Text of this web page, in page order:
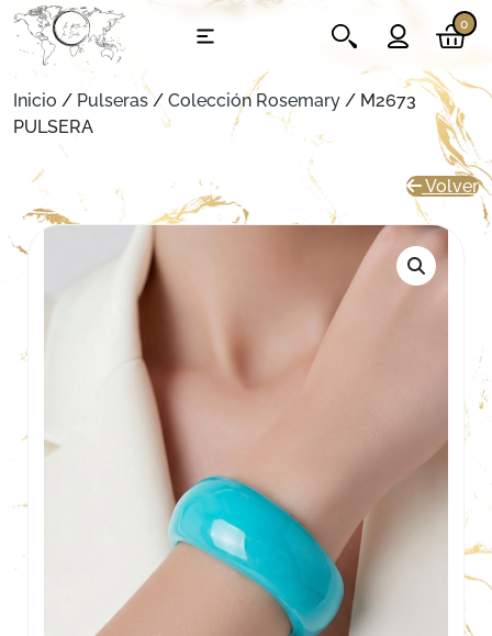
0
Inicio / Pulseras/ Colección Rosemary / M2673
PULSERA
Volver